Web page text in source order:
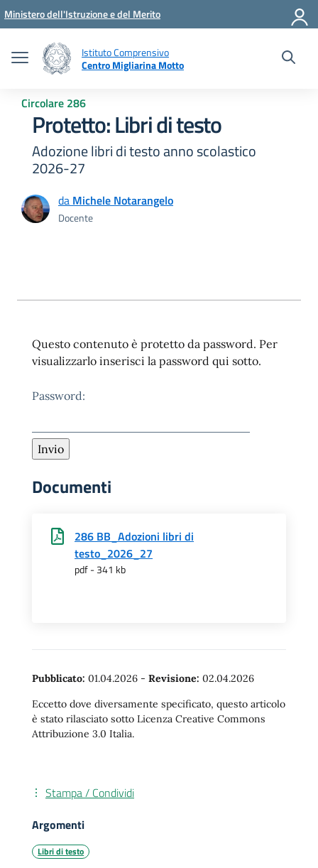
Vai ai contenuti
Vai al menu di navigazione
Vai al footer
Ministero dell'Istruzione e del Merito
Istituto Comprensivo
Centro Migliarina Motto
Circolare 286
Protetto: Libri di testo
Adozione libri di testo anno scolastico
2026-27
da Michele Notarangelo
Docente
Questo contenuto è protetto da password. Per
visualizzarlo inserisci la password qui sotto.
Password:
Documenti
286 BB_Adozioni libri di
testo_2026_27
pdf - 341 kb
Pubblicato: 01.04.2026 - Revisione: 02.04.2026
Eccetto dove diversamente specificato, questo articolo
è stato rilasciato sotto Licenza Creative Commons
Attribuzione 3.0 Italia.
Stampa / Condividi
Argomenti
Libri di testo